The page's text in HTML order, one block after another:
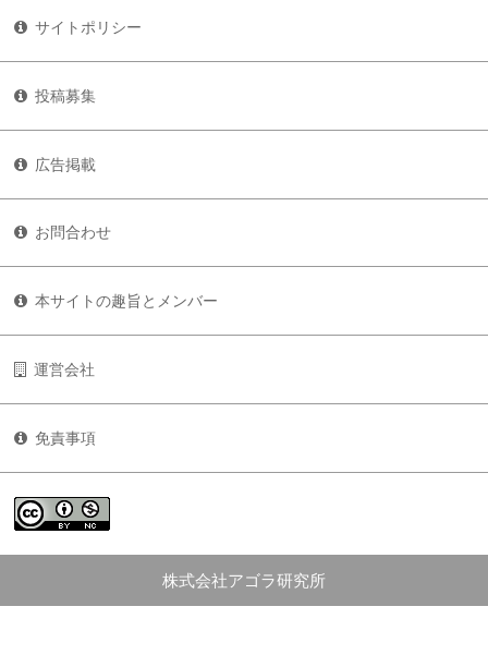
サイトポリシー
投稿募集
広告掲載
お問合わせ
本サイトの趣旨とメンバー
運営会社
免責事項
株式会社アゴラ研究所